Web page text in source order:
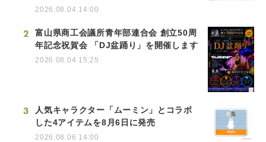
2026.08.04 14:00
2
富山県商工会議所青年部連合会 創立50周
年記念祝賀会 「DJ盆踊り」を開催します
2026.08.04 15:25
3
人気キャラクター「ムーミン」とコラボ
した4アイテムを8月6日に発売
2026.08.06 14:00